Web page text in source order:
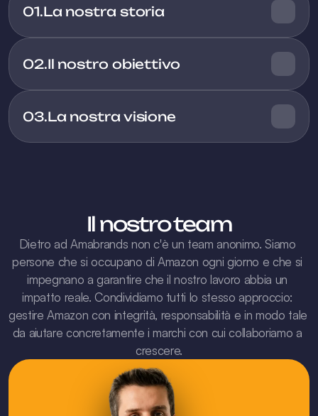
01.
02.Il nostro obiettivo
03.La nostra visione
Il nostro team
Dietro ad Amabrands non c'è un team anonimo. Siamo
persone che si occupano di Amazon ogni giorno e che si
impegnano a garantire che il nostro lavoro abbia un
impatto reale. Condividiamo tutti lo stesso approccio:
gestire Amazon con integrità, responsabilità e in modo tale
da aiutare concretamente i marchi con cui collaboriamo a
crescere.